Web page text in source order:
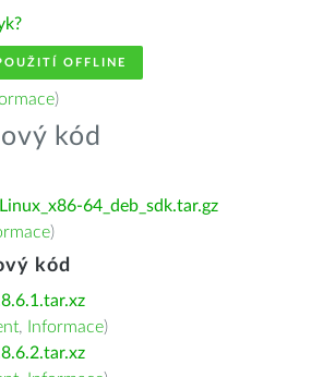
OFFLINE
)
kód
64_deb_sdk.tar.gz
)
kód
, Informace)